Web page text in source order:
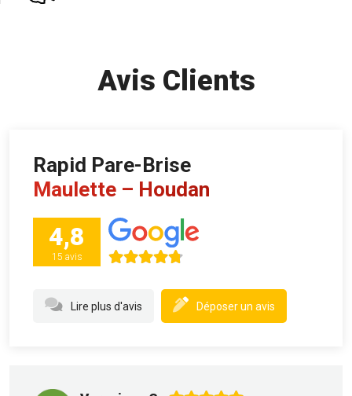
Avis Clients
Rapid Pare-Brise
Maulette – Houdan
4,8
15 avis
Lire plus d'avis Déposer un avis